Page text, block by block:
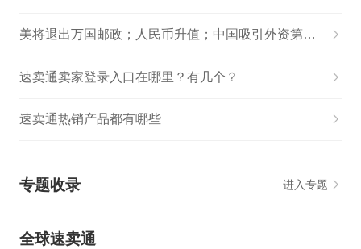
美将退出万国邮政；人民币升值；中国吸引外资第一；新加坡调整汇率；印尼进口新规；速卖通推双十一
速卖通卖家登录入口在哪里？有几个？
速卖通热销产品都有哪些
专题收录 进入专题
全球速卖通